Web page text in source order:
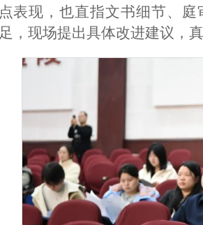
点表现，也直指文书细节、
足，现场提出具体改进建议，